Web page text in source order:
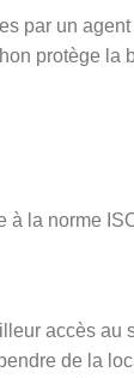
par un
protège la
la norme
accès
de la